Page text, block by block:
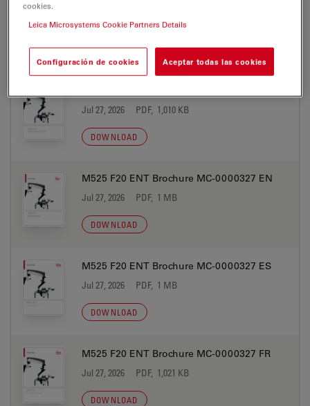
ErgonOptic Brochure MC-0000320 FR
Jul 27, 2026 PDF, 1 MB
DOWNLOAD
Jul 27, 2026 PDF, 1,010 KB
DOWNLOAD
M525 F20 ENT Brochure MC-0000327 EN
Jul 27, 2026 PDF, 1 MB
DOWNLOAD
M525 F20 ENT Brochure MC-0000327 ES
Jul 27, 2026 PDF, 1 MB
DOWNLOAD
M525 F20 ENT Brochure MC-0000327 FR
Jul 27, 2026 PDF, 1,021 KB
DOWNLOAD
cookies.
Leica Microsystems Cookie Partners Details
Configuración de cookies Aceptar todas las cookies